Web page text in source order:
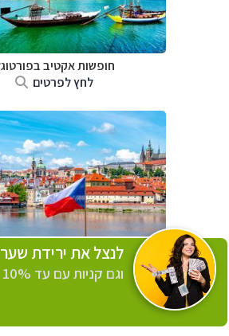
חופשות אקטיב
לחץ לפרטים
חופשות אקטיב בצ'כיה
לחץ לפרטים
לנצל את ירידת
וגם קניות עם עד 10% הנחה